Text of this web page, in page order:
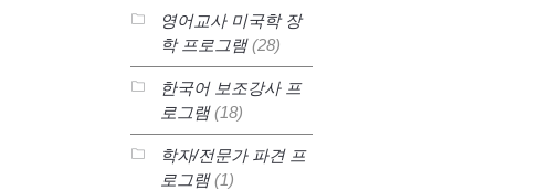
영어교사 미국학 장
학 프로그램(28)
한국어 보조강사 프
로그램(18)
학자/전문가 파견 프
로그램(1)